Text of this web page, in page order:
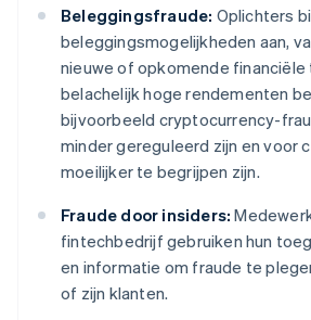
Beleggingsfraude: Oplichters
beleggingsmogelijkheden aan,
nieuwe of opkomende
belachelijk hoge rendementen
bijvoorbeeld cryptocurrency-
minder gereguleerd zijn en voor
moeilijker te begrijpen zijn.
Fraude door insiders:
fintechbedrijf gebruiken hun
en informatie om fraude te
of zijn klanten.